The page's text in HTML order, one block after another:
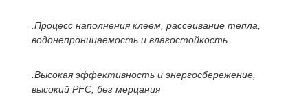
.Процесс наполнения клеем, рассеивание тепла,
водонепроницаемость и влагостойкость.
.Высокая эффективность и энергосбережение,
высокий PFC, без мерцания